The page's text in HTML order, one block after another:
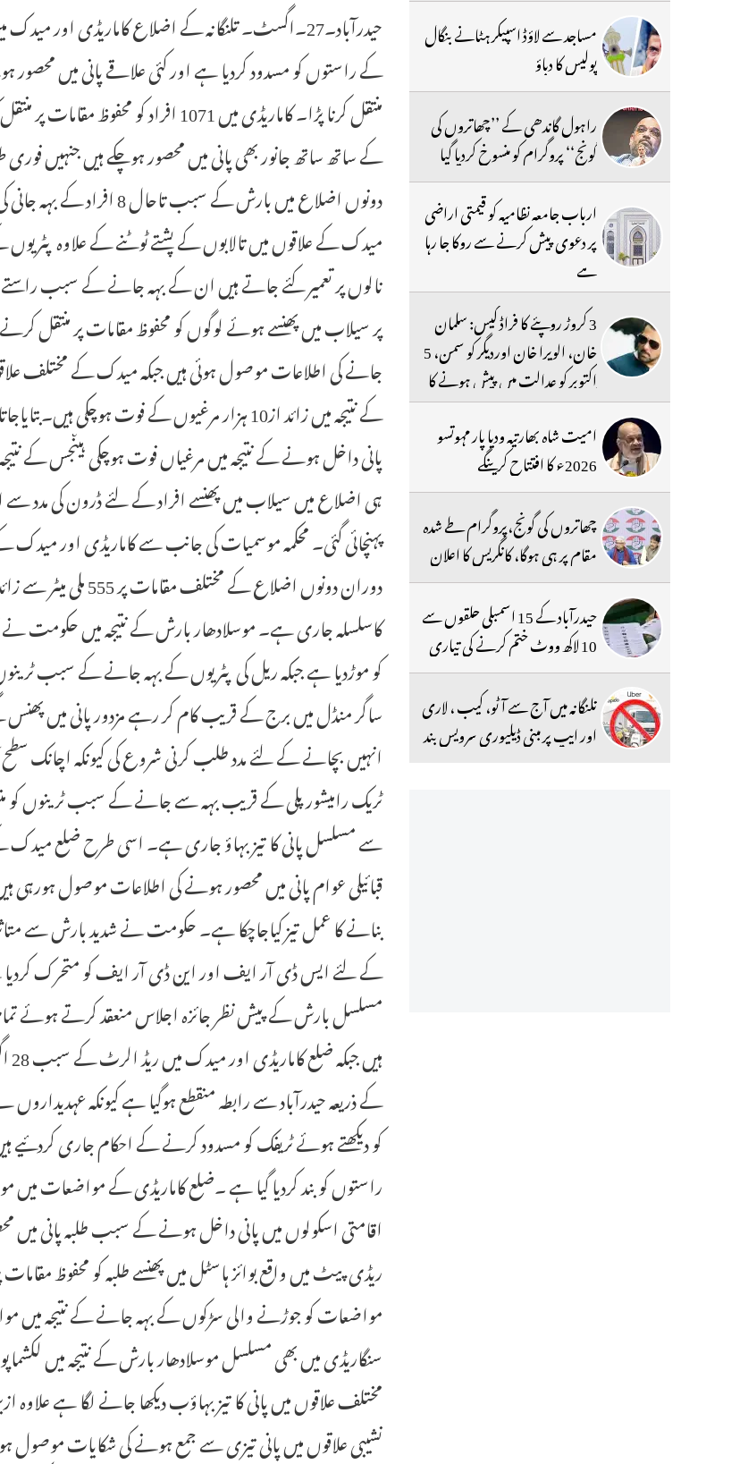
حیدرآباد۔27۔اگسٹ۔ تلنگانہ کے اضلاع کاماریڈی
کے راستوں کو مسدود کردیا ہے اور کئی علاقے پانی میں
منتقل کرنا پڑا۔ کاماریڈی میں 1071
کے ساتھ ساتھ جانور بھی پانی میں محصور ہوچکے ہیں جنہیں فوری
میدک کے علاقوں میں تالابوں کے پشتے ٹوٹنے کے علاوہ
نالوں پر تعمیر کئے جاتے ہیں ان کے بہہ جانے کے سبب
جانے کی اطلاعات موصول ہوئی ہیں جبکہ میدک کے مختلف
کے نتیجہ میں زائد از10 ہزار مرغیوں کے فوت
پانی داخل ہونے کے نتیجہ میں مرغیاں فوت ہوچکی ہیںجس کے
ہی اضلاع میں سیلاب میں پھنسے افراد کے لئے ڈرون کی مدد
دوران دونوں اضلاع
کو موڑدیا ہے جبکہ ریل کی پٹریوں کے بہہ جانے کے سبب
ساگر منڈل میں برج کے قریب کام کر رہے مزدور پانی میں پھنس
انہیں بچانے کے لئے مدد طلب کرنی شروع کی کیونکہ اچانک
ٹریک رامیشور پلی کے قریب بہہ سے جانے کے سبب ٹرینوں کو
سے مسلسل پانی کا تیز بہاؤ جاری ہے۔ اسی طرح ضلع میدک
قبائیلی عوام پانی میں محصور ہونے کی اطلاعات موصول
بنانے کا عمل تیز کیاجاچکا ہے۔ حکومت نے شدید بارش سے
کے لئے ایس ڈی آر ایف اور این ڈی آر ایف کو متحرک
مسلسل بارش کے پیش نظر جائزہ اجلاس منعقد کرتے ہوئے
کو دیکھتے ہوئے ٹریفک کو مسدود کرنے کے احکام جاری کردئیے
راستوں کو بند کردیا گیا ہے ۔ضلع کاماریڈی کے مواضعات
اقامتی اسکولوں میں پانی داخل ہونے کے سبب طلبہ پانی میں
ریڈی پیٹ میں واقع بوائز ہاسٹل میں پھنسے طلبہ کو محفوظ
مواضعات کو جوڑنے والی سڑکوں کے بہہ جانے کے نتیجہ
سنگاریڈی میں بھی مسلسل موسلادھار بارش کے نتیجہ میں
مختلف علاقوں میں پانی کا تیز بہاؤب دیکھا جانے لگا ہے
نشیبی علاقوں میں پانی تیزی سے جمع ہونے کی شکایات موصول
مساجد سے لاؤڈ اسپیکر ہٹانے بنگال
پولیس کا دباؤ
راہول گاندھی کے ’’چھاتروں کی
گونج‘‘ پروگرام کو منسوخ کردیا گیا
ارباب جامعہ نظامیہ کو قیمتی اراضی
پر دعوی پیش کرنے سے روکا جا رہا
ہے
3 کروڑ روپئے کا فراڈ کیس: سلمان
خان، الویرا خان اوردیگر کو سمن، 5
اکتوبر کو عدالت میں پیش ہونے کا
حکم
امیت شاہ بھارتیہ ودیا پار مہوتسو
2026ء کا افتتاح کرینگے
چھاتروں کی گونج،پروگرام طے شدہ
مقام پر ہی ہوگا، کانگریس کا اعلان
حیدرآباد کے 15 اسمبلی حلقوں سے
10 لاکھ ووٹ ختم کرنے کی تیاری
تلنگانہ میں آج سے آٹو، کیب ، لاری
اور ایپ پر مبنی ڈیلیوری سرویس بند